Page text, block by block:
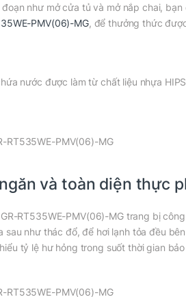
như mở cửa tủ và mở nắp chai,
PMV(06)-MG, để thưởng thức
nước được làm từ chất liệu nhựa
và toàn diện thực
RT535WE-PMV(06)-MG trang bị
sau như thác đổ, để hơi lạnh tỏa đều
tỷ lệ hư hỏng trong suốt thời gian